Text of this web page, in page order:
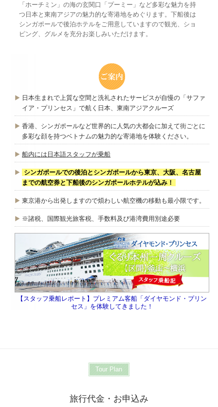
「ホーチミン」の海の玄関口「プーミー」など多彩な魅力を持
つ日本と東南アジアの魅力的な寄港地をめぐります。下船後は
シンガポールで後泊ホテルをご用意していますので観光、ショ
ピング、グルメを充分お楽しみいただけます。
日本生まれで上質な空間と洗礼されたサービスが自慢の「サファ
イア・プリンセス」で航く日本、東南アジアクルーズ
香港、シンガポールなど世界的に人気の大都会に加えて街ごとに
多彩な顔を持つベトナムの魅力的な寄港地を体験ください。
船内には日本語スタッフが乗船
シンガポールでの後泊とシンガポールから東京、大阪、名古屋
までの航空券と下船後のシンガポールホテルが込み！
東京港から出発しますので煩わしい航空機の移動も最小限です。
※諸税、国際観光旅客税、手数料及び港湾費用別途必要
【スタッフ乗船レポート】プレミアム客船「ダイヤモンド・プリン
セス」を体験してきました！
Tour Plan
旅行代金・お申込み